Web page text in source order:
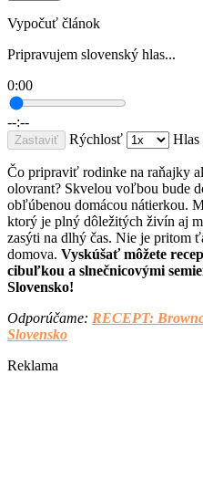
Vypočuť článok
Pripravujem slovenský hlas...
0:00
--:--
Zastaviť Rýchlosť Hlas
Čo pripraviť rodinke na raňajky
olovrant? Skvelou voľbou bude
obľúbenou domácou nátierkou.
ktorý je plný dôležitých živín aj
zasýti na dlhý čas. Nie je pritom
domova. Vyskúšať môžete
cibuľkou a slnečnicovými
Slovensko!
Odporúčame: RECEPT:
Slovensko
Reklama